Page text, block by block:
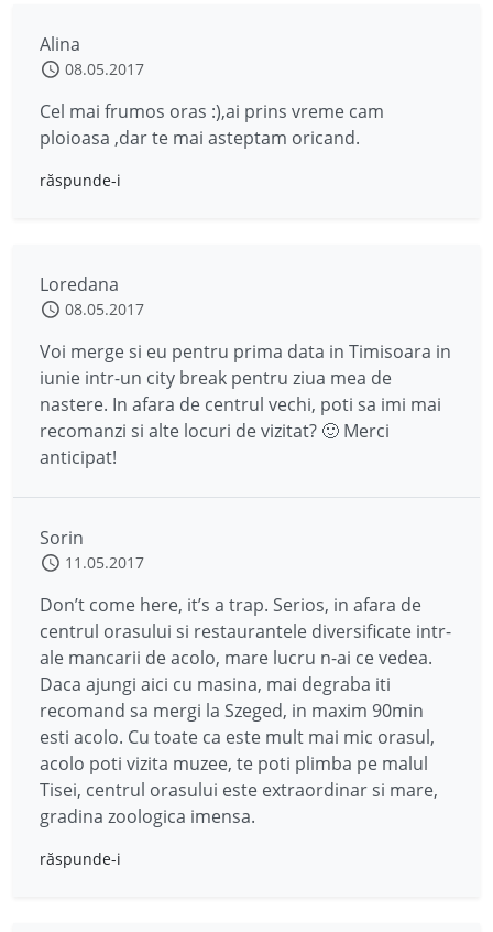
Alina
08.05.2017
Cel mai frumos oras :),ai prins vreme cam
ploioasa ,dar te mai asteptam oricand.
răspunde-i
Loredana
08.05.2017
Voi merge si eu pentru prima data in Timisoara in
iunie intr-un city break pentru ziua mea de
nastere. In afara de centrul vechi, poti sa imi mai
recomanzi si alte locuri de vizitat? 🙂 Merci
anticipat!
Sorin
11.05.2017
Don’t come here, it’s a trap. Serios, in afara de
centrul orasului si restaurantele diversificate intr-
ale mancarii de acolo, mare lucru n-ai ce vedea.
Daca ajungi aici cu masina, mai degraba iti
recomand sa mergi la Szeged, in maxim 90min
esti acolo. Cu toate ca este mult mai mic orasul,
acolo poti vizita muzee, te poti plimba pe malul
Tisei, centrul orasului este extraordinar si mare,
gradina zoologica imensa.
răspunde-i